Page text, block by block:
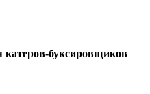
катеров-буксировщиков